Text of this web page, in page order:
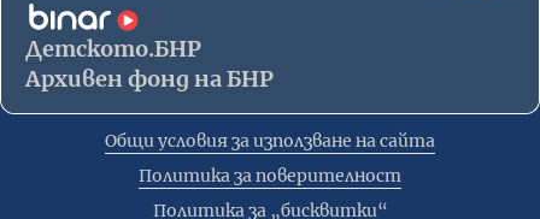
Детското.БНР
Архивен фонд на БНР
Общи условия за използване на сайта
Политика за поверителност
Политика за „бисквитки“